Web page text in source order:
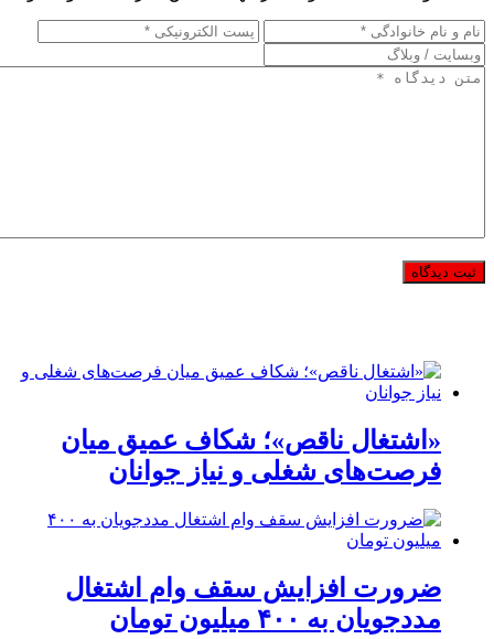
«اشتغال ناقص»؛ شکاف عمیق میان
فرصت‌های شغلی و نیاز جوانان
ضرورت افزایش سقف وام اشتغال
مددجویان به ۴۰۰ میلیون تومان